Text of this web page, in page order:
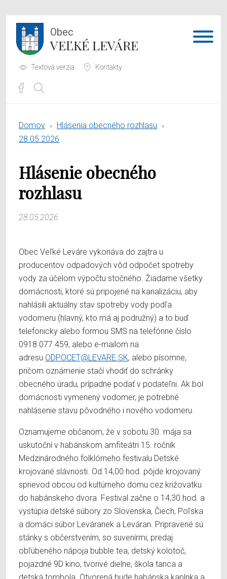
Obec
VEĽKÉ LEVÁRE
Textová verzia Kontakty
Samospráva
Domov
Hlásenia obecného rozhlasu
28.05.2026
Hlásenie obecného
rozhlasu
28.05.2026
Obec Veľké Leváre vykonáva do zajtra u
producentov odpadových vôd odpočet spotreby
vody za účelom výpočtu stočného. Žiadame všetky
domácnosti, ktoré sú pripojené na kanalizáciu, aby
nahlásili aktuálny stav spotreby vody podľa
vodomeru (hlavný, kto má aj podružný) a to buď
telefonicky alebo formou SMS na telefónne číslo
0918 077 459, alebo e-mailom na
adresu ODPOCET@LEVARE.SK, alebo písomne,
pričom oznámenie stačí vhodiť do schránky
obecného úradu, prípadne podať v podateľni. Ak bol
domácnosti vymenený vodomer, je potrebné
nahlásenie stavu pôvodného i nového vodomeru.
Oznamujeme občanom, že v sobotu 30. mája sa
uskutoční v habánskom amfiteátri 15. ročník
Medzinárodného folklórneho festivalu Detské
krojované slávnosti. Od 14,00 hod. pôjde krojovaný
sprievod obcou od kultúrneho domu cez križovatku
do habánskeho dvora. Festival začne o 14,30 hod. a
vystúpia detské súbory zo Slovenska, Čiech, Poľska
a domáci súbor Leváranek a Leváran. Pripravené sú
stánky s občerstvením, so suvenírmi, predaj
obľúbeného nápoja bubble tea, detský kolotoč,
pojazdné 9D kino, tvorivé dielne, škola tanca a